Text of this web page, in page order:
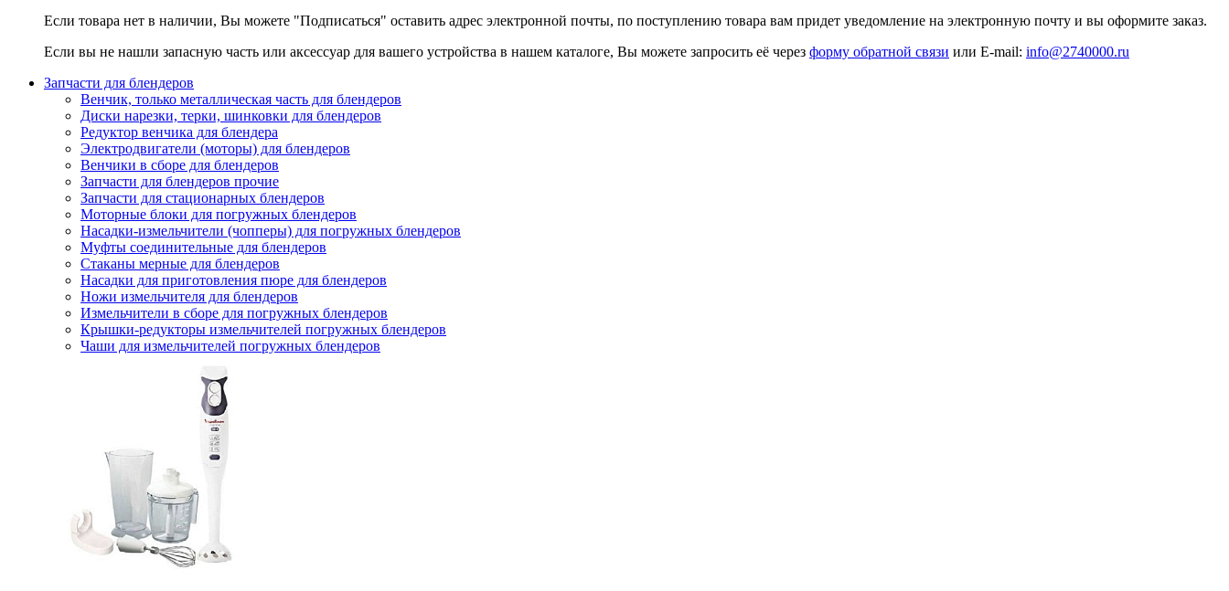
Если товара нет в наличии, Вы можете "Подписаться" оставить адрес электронной почты, по поступлению товара вам придет уведомление на электронную почту и вы оформите заказ.
Если вы не нашли запасную часть или аксессуар для вашего устройства в нашем каталоге, Вы можете запросить её через форму обратной связи или E-mail: info@2740000.ru
Запчасти для блендеров
Венчик, только металлическая часть для блендеров
Диски нарезки, терки, шинковки для блендеров
Редуктор венчика для блендера
Электродвигатели (моторы) для блендеров
Венчики в сборе для блендеров
Запчасти для блендеров прочие
Запчасти для стационарных блендеров
Моторные блоки для погружных блендеров
Насадки-измельчители (чопперы) для погружных блендеров
Муфты соединительные для блендеров
Стаканы мерные для блендеров
Насадки для приготовления пюре для блендеров
Ножи измельчителя для блендеров
Измельчители в сборе для погружных блендеров
Крышки-редукторы измельчителей погружных блендеров
Чаши для измельчителей погружных блендеров